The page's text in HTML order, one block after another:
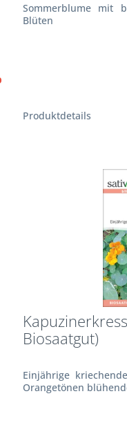
Sommerblume mit
Blüten
Produktdetails
Biosaatgut)
Einjährige
Orangetönen